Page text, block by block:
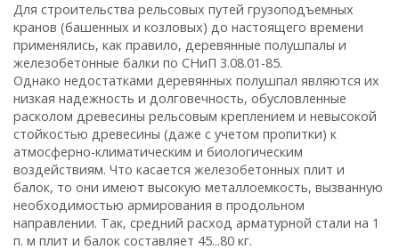
Для строительства рельсовых путей грузоподъемных
кранов (башенных и козловых) до настоящего времени
применялись, как правило, деревянные полушпалы и
железобетонные балки по СНиП 3.08.01-85.
Однако недостатками деревянных полушпал являются их
низкая надежность и долговечность, обусловленные
расколом древесины рельсовым креплением и невысокой
стойкостью древесины (даже с учетом пропитки) к
атмосферно-климатическим и биологическим
воздействиям. Что касается железобетонных плит и
балок, то они имеют высокую металлоемкость, вызванную
необходимостью армирования в продольном
направлении. Так, средний расход арматурной стали на 1
п. м плит и балок составляет 45...80 кг.